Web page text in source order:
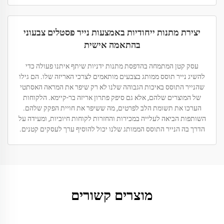
יצירת מתנות ייחודיות באמצעות נייר פסטלים צבעוני
בהתאמה אישית
עסק קטן המתמחה בהדפסת מתנות ידניות שיתף איתנו פעולה כדי
להשיג נייר תוסס ממותג בצבעים מותאמים לצרכי האריזה שלו. הם גילו
שהנייר התוסס באיכות הגבוהה שלנו לא רק שיפר את המראה האסתטי
של המוצרים שלהם, אלא גם סיפק פתרון אריזה בר-קיימא. הלקוחות
הערכו את תשומת הלב לפרטים, מה ששיפר את חויית הפקק שלהם.
השותפות הביאה לעלייה במכירות והחזרות לקוחות חיוביות, ומעידה על
הדרך בה הנייר התוסס הממותג שלנו יכול להוסיף ערך לעסקים קטנים.
מוצרים קשורים